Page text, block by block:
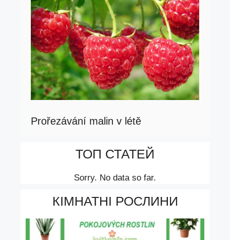
Prořezávání malin v létě
ТОП СТАТЕЙ
Sorry. No data so far.
КІМНАТНІ РОСЛИНИ